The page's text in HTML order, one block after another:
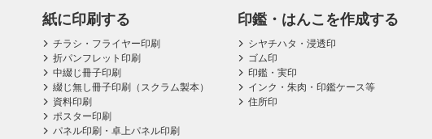
紙に印刷する
チラシ・フライヤー印刷
折パンフレット印刷
中綴じ冊子印刷
綴じ無し冊子印刷（スクラム製本）
資料印刷
ポスター印刷
パネル印刷・卓上パネル印刷
印鑑・はんこを作成する
シヤチハタ・浸透印
ゴム印
印鑑・実印
インク・朱肉・印鑑ケース等
住所印